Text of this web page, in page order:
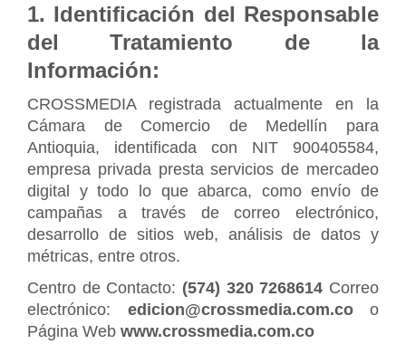
1. Identificación del Responsable
del Tratamiento de la
Información:
CROSSMEDIA registrada actualmente en la
Cámara de Comercio de Medellín para
Antioquia, identificada con NIT 900405584,
empresa privada presta servicios de mercadeo
digital y todo lo que abarca, como envío de
campañas a través de correo electrónico,
desarrollo de sitios web, análisis de datos y
métricas, entre otros.
Centro de Contacto: (574) 320 7268614 Correo
electrónico: edicion@crossmedia.com.co o
Página Web www.crossmedia.com.co